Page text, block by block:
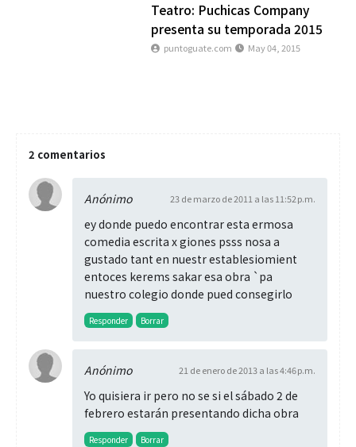
Teatro: Puchicas Company
presenta su temporada 2015
puntoguate.com May 04, 2015
2 comentarios
Anónimo 23 de marzo de 2011 a las 11:52 p.m.
ey donde puedo encontrar esta ermosa
comedia escrita x giones psss nosa a
gustado tant en nuestr establesiomient
entoces kerems sakar esa obra `pa
nuestro colegio donde pued consegirlo
Responder Borrar
Anónimo 21 de enero de 2013 a las 4:46 p.m.
Yo quisiera ir pero no se si el sábado 2 de
febrero estarán presentando dicha obra
Responder Borrar